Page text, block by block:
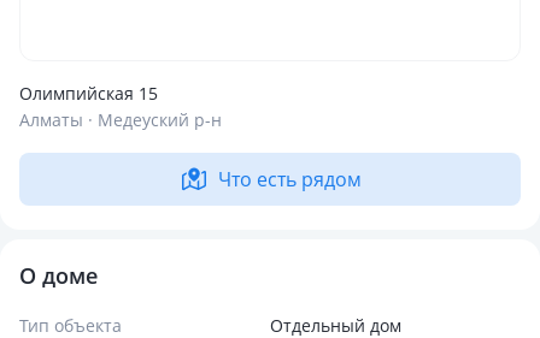
Олимпийская 15
Алматы · Медеуский р-н
Что есть рядом
О доме
Тип объекта
Отдельный дом